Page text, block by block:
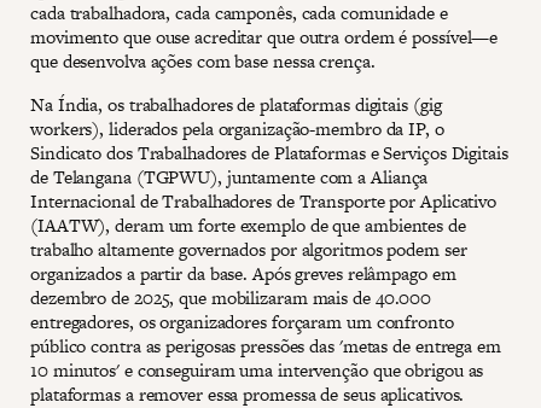
cada trabalhadora, cada camponês, cada comunidade e
movimento que ouse acreditar que outra ordem é possível—e
que desenvolva ações com base nessa crença.
Na Índia, os trabalhadores de plataformas digitais (gig
workers), liderados pela organização-membro da IP, o
Sindicato dos Trabalhadores de Plataformas e Serviços Digitais
de Telangana (TGPWU), juntamente com a Aliança
Internacional de Trabalhadores de Transporte por Aplicativo
(IAATW), deram um forte exemplo de que ambientes de
trabalho altamente governados por algoritmos podem ser
organizados a partir da base. Após greves relâmpago em
dezembro de 2025, que mobilizaram mais de 40.000
entregadores, os organizadores forçaram um confronto
público contra as perigosas pressões das 'metas de entrega em
10 minutos' e conseguiram uma intervenção que obrigou as
plataformas a remover essa promessa de seus aplicativos.